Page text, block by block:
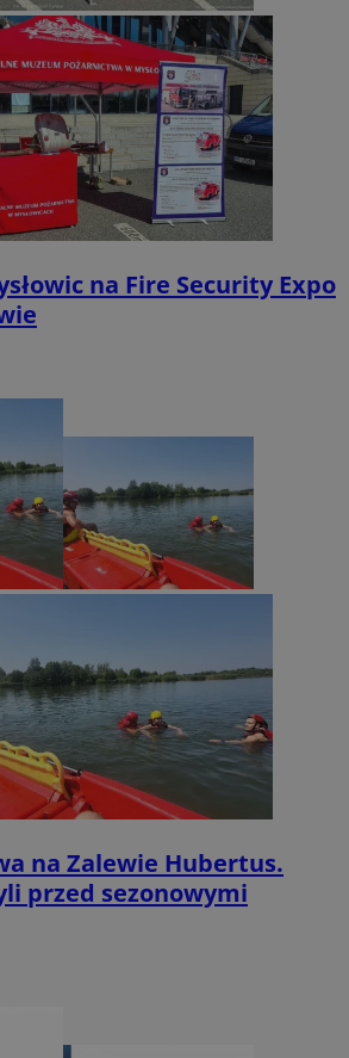
na Fire Security Expo
na Zalewie Hubertus.
przed sezonowymi